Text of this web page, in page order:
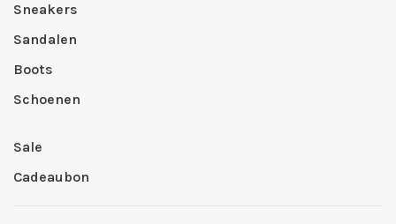
Sneakers
Sandalen
Boots
Schoenen
Sale
Cadeaubon